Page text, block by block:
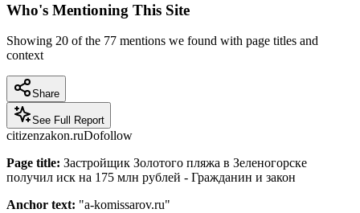
Who's Mentioning This Site
Showing 20 of the 77 mentions we found with page titles and
context
Share
See Full Report
citizenzakon.ruDofollow
Page title: Застройщик Золотого пляжа в Зеленогорске
получил иск на 175 млн рублей - Гражданин и закон
Anchor text: "a-komissarov.ru"